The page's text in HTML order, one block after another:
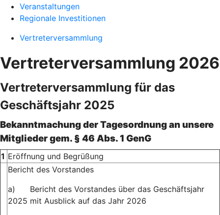
Veranstaltungen
Regionale Investitionen
Vertreterversammlung
Vertreterversammlung 2026
Vertreterversammlung für das
Geschäftsjahr 2025
Bekanntmachung der Tagesordnung an unsere
Mitglieder gem. § 46 Abs. 1 GenG
1 Eröffnung und Begrüßung
Bericht des Vorstandes
a) Bericht des Vorstandes über das Geschäftsjahr
2025 mit Ausblick auf das Jahr 2026